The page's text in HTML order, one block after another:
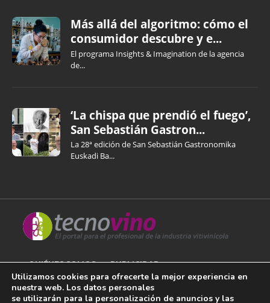
Más allá del algoritmo: cómo el
consumidor descubre y e...
El programa Insights & Imagination de la agencia
de...
‘La chispa que prendió el fuego’,
San Sebastián Gastron...
La 28ª edición de San Sebastián Gastronomika
Euskadi Ba...
QUIÉNES SOMOS PUBLICIDAD
AVISO LEGAL
Utilizamos cookies para ofrecerte la mejor experiencia en
nuestra web. Los datos personales
se utilizarán para la personalización de anuncios y las